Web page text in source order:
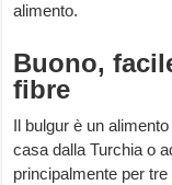
alimento.
Buono,
fibre
Il bulgur è un
casa dalla Turchia o
principalmente per tre